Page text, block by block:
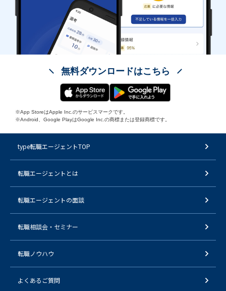
無料ダウンロードはこちら
※App StoreはApple Inc.のサービスマークです。
※Android、Google PlayはGoogle Inc.の商標または登録商標です。
type転職エージェントTOP
転職エージェントとは
転職エージェントの面談
転職相談会・セミナー
転職ノウハウ
よくあるご質問